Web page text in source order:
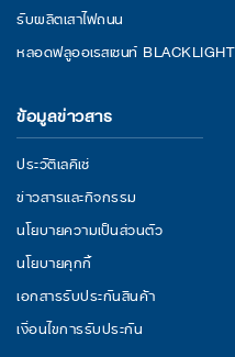
รับผลิตเสาไฟถนน
หลอดฟลูออเรสเซนท์ BLACKLIGHT
ข้อมูลข่าวสาร
ประวัติเลคิเซ่
ข่าวสารและกิจกรรม
นโยบายความเป็นส่วนตัว
นโยบายคุกกี้
เอกสารรับประกันสินค้า
เงื่อนไขการรับประกัน